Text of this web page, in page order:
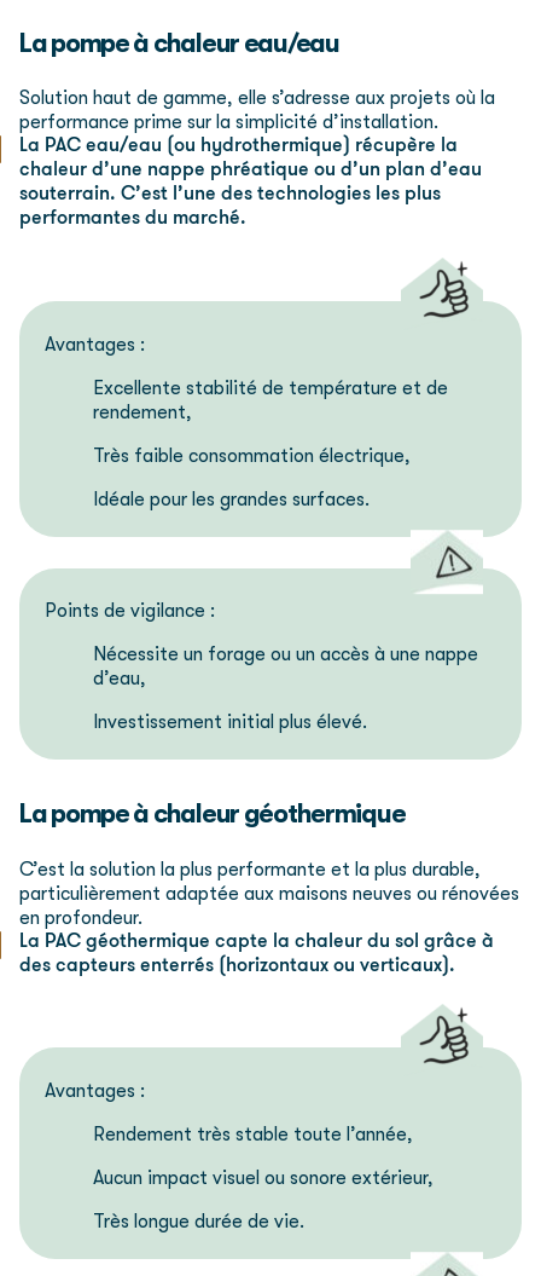
La pompe à chaleur eau/eau
Solution haut de gamme, elle s’adresse aux projets où la
performance prime sur la simplicité d’installation.
La PAC eau/eau (ou hydrothermique) récupère la
chaleur d’une nappe phréatique ou d’un plan d’eau
souterrain. C’est l’une des technologies les plus
performantes du marché.
Avantages :
Excellente stabilité de température et de
rendement,
Très faible consommation électrique,
Idéale pour les grandes surfaces.
Points de vigilance :
Nécessite un forage ou un accès à une nappe
d’eau,
Investissement initial plus élevé.
La pompe à chaleur géothermique
C’est la solution la plus performante et la plus durable,
particulièrement adaptée aux maisons neuves ou rénovées
en profondeur.
La PAC géothermique capte la chaleur du sol grâce à
des capteurs enterrés (horizontaux ou verticaux).
Avantages :
Rendement très stable toute l’année,
Aucun impact visuel ou sonore extérieur,
Très longue durée de vie.